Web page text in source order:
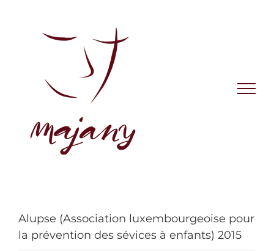
Alupse (Association luxembourgeoise pour
la prévention des sévices à enfants) 2015